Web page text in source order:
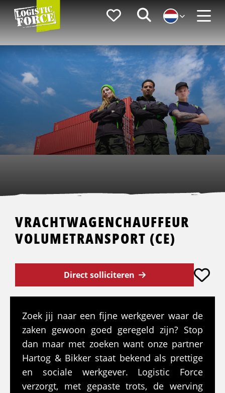
Logistic
Force
FavorietenZoeken
VRACHTWAGENCHAUFFEUR
VOLUMETRANSPORT (CE)
Direct solliciteren
Zoek jij naar een fijne werkgever waar de
zaken gewoon goed geregeld zijn? Stop
dan maar met zoeken want onze partner
Hartog & Bikker staat bekend als prettige
en sociale werkgever. Logistic Force
verzorgt, met gepaste trots, de werving